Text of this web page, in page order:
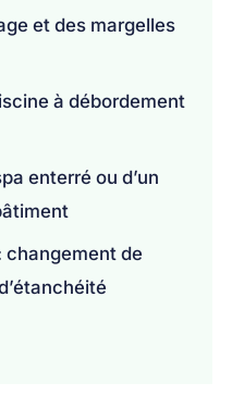
et des margelles
à débordement
enterré ou d’un
changement de